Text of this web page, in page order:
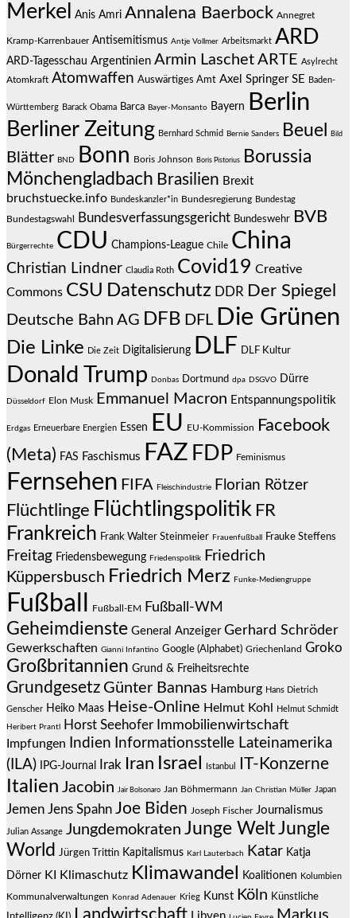
Merkel
Anis Amri Annalena Baerbock Annegret
Kramp-Karrenbauer Antisemitismus Antje Vollmer Arbeitsmarkt ARD
ARD-Tagesschau Argentinien Armin Laschet ARTE Asylrecht
Atomkraft Atomwaffen Auswärtiges Amt Axel Springer SE Baden-
Württemberg Barack Obama Barca Bayer-Monsanto Bayern Berlin
Berliner Zeitung Bernhard Schmid Bernie Sanders Beuel Bild
Blätter BND Bonn Boris Johnson Boris Pistorius
Borussia
Mönchengladbach Brasilien Brexit
bruchstuecke.info Bundeskanzler*in Bundesregierung Bundestag
Bundestagswahl Bundesverfassungsgericht Bundeswehr BVB
Bürgerrechte CDU Champions-League Chile China
Christian Lindner Claudia Roth Covid19 Creative
Commons CSU Datenschutz DDR Der Spiegel
Deutsche Bahn AG DFB DFL Die Grünen
Die Linke Die Zeit Digitalisierung DLF DLF Kultur
Donald Trump Donbas Dortmund dpa DSGVO Dürre
Düsseldorf Elon Musk Emmanuel Macron Entspannungspolitik
Erdgas Erneuerbare Energien Essen EU EU-Kommission
Facebook
(Meta) FAS Faschismus FAZ FDP Feminismus
Fernsehen FIFA Fleischindustrie Florian Rötzer
Flüchtlinge Flüchtlingspolitik FR
Frankreich Frank Walter Steinmeier Frauenfußball Frauke Steffens
Freitag Friedensbewegung Friedenspolitik
Friedrich
Küppersbusch Friedrich Merz Funke-Mediengruppe
Fußball Fußball-EM Fußball-WM
Geheimdienste General Anzeiger Gerhard Schröder
Gewerkschaften Gianni Infantino Google (Alphabet) Griechenland Groko
Großbritannien Grund & Freiheitsrechte
Grundgesetz Günter Bannas Hamburg Hans Dietrich
Genscher Heiko Maas Heise-Online Helmut Kohl Helmut Schmidt
Heribert Prantl Horst Seehofer Immobilienwirtschaft
Impfungen Indien Informationsstelle Lateinamerika
(ILA)
IPG-Journal Irak Iran Israel Istanbul IT-Konzerne
Italien Jacobin Jair Bolsonaro Jan Böhmermann Jan Christian Müller Japan
Jemen Jens Spahn Joe Biden Joseph Fischer Journalismus
Julian Assange Jungdemokraten Junge WeltJungle
World Jürgen Trittin Kapitalismus Karl Lauterbach Katar Katja
Dörner KI Klimaschutz Klimawandel Koalitionen Kolumbien
Kommunalverwaltungen Konrad Adenauer Krieg Kunst Köln Künstliche